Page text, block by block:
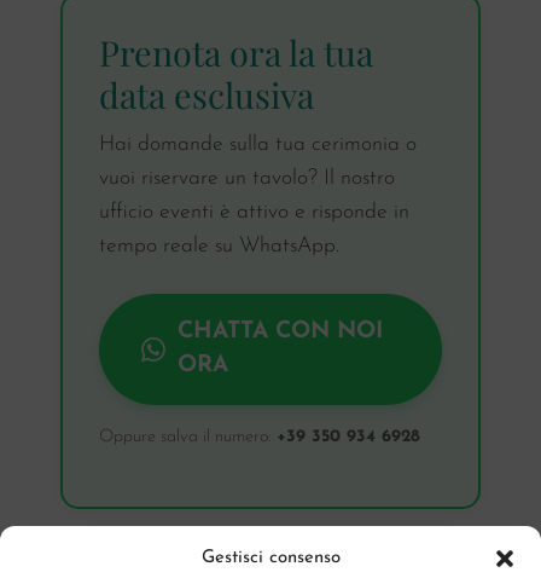
Gestisci consenso
Prenota ora la tua
data esclusiva
Hai domande sulla tua cerimonia o
vuoi riservare un tavolo? Il nostro
ufficio eventi è attivo e risponde in
tempo reale su WhatsApp.
CHATTA CON NOI
ORA
Oppure salva il numero: +39 350 934 6928